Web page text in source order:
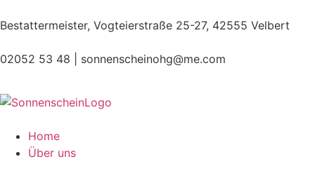
Bestattermeister, Vogteierstraße 25-27, 42555 Velbert
02052 53 48 | sonnenscheinohg@me.com
Home
Über uns